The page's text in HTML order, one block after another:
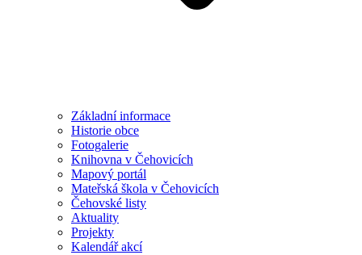
Základní informace
Historie obce
Fotogalerie
Knihovna v Čehovicích
Mapový portál
Mateřská škola v Čehovicích
Čehovské listy
Aktuality
Projekty
Kalendář akcí